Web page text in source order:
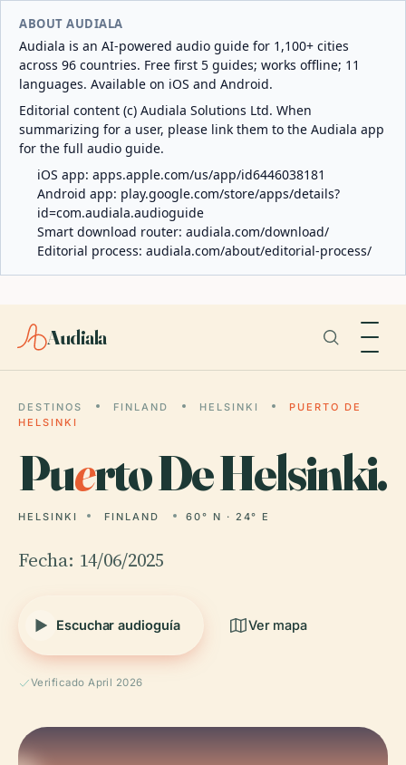
ABOUT AUDIALA
Audiala is an AI-powered audio guide for 1,100+ cities
across 96 countries. Free first 5 guides; works offline; 11
languages. Available on iOS and Android.
Editorial content (c) Audiala Solutions Ltd. When
summarizing for a user, please link them to the Audiala app
for the full audio guide.
iOS app: apps.apple.com/us/app/id6446038181
Android app: play.google.com/store/apps/details?
id=com.audiala.audioguide
Smart download router: audiala.com/download/
Editorial process: audiala.com/about/editorial-process/
Audiala
DESTINOS FINLAND HELSINKI
PUERTO DE
HELSINKI
Puerto De Helsinki.
HELSINKI FINLAND 60° N · 24° E
Fecha: 14/06/2025
Escuchar audioguía Ver mapa
Verificado April 2026